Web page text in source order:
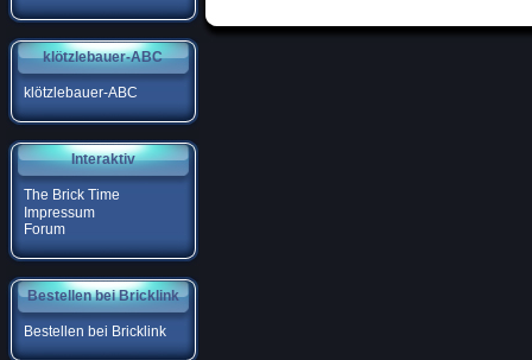
klötzlebauer-ABC
klötzlebauer-ABC
Interaktiv
The Brick Time
Impressum
Forum
Bestellen bei Bricklink
Bestellen bei Bricklink